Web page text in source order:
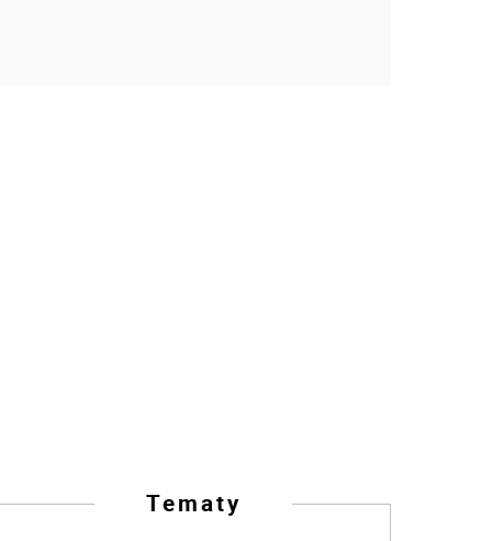
Tematy